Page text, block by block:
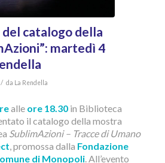
catalogo della
martedì 4
/ da La Rendella
alleore 18.30 in Biblioteca
il catalogo della mostra
SublimAzioni – Tracce di Umano
, promossa dalla Fondazione
di Monopoli. All’evento